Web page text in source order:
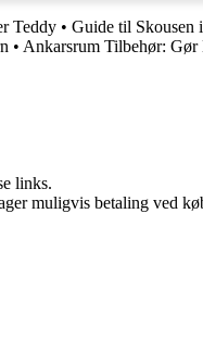
Teddy • Guide til Skousen
• Ankarsrum Tilbehør: Gør
links.
muligvis betaling ved